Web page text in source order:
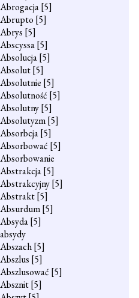
Abrogacja[5]
Abrupto [5]
Abrys [5]
Abscyssa[5]
Absolucja[5]
Absolut[5]
Absolutnie [5]
Absolutność [5]
Absolutny[5]
Absolutyzm[5]
Absorbcja[5]
Absorbować [5]
Absorbowanie
Abstrakcja[5]
Abstrakcyjny[5]
Abstrakt[5]
Absurdum[5]
Absyda[5]
absydy
Abszach[5]
Abszlus [5]
Abszlusować [5]
Absznit[5]